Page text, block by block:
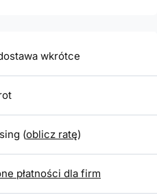
wkrótce
(oblicz ratę)
płatności dla firm